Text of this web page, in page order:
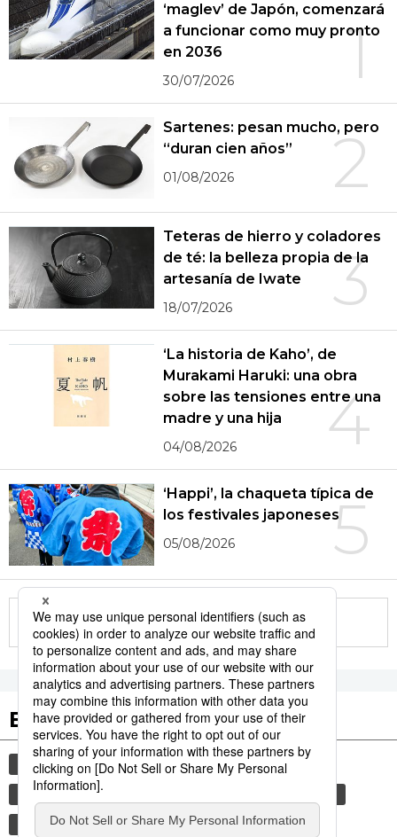
1
‘maglev’ de Japón, comenzará
a funcionar como muy pronto
en 2036
30/07/2026
2
Sartenes: pesan mucho, pero
“duran cien años”
01/08/2026
3
Teteras de hierro y coladores
de té: la belleza propia de la
artesanía de Iwate
18/07/2026
4
‘La historia de Kaho’, de
Murakami Haruki: una obra
sobre las tensiones entre una
madre y una hija
04/08/2026
5
‘Happi’, la chaqueta típica de
los festivales japoneses
05/08/2026
More in this series
Etiquetas destacadas
cultura gastronomía comida
vida
gastronomía japonesa
tradiciones
alimentos costumbres